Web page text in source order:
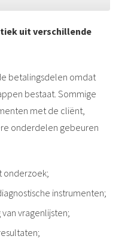
uit verschillende
betalingsdelen omdat
bestaat. Sommige
met de cliënt,
onderdelen gebeuren
onderzoek;
instrumenten;
vragenlijsten;